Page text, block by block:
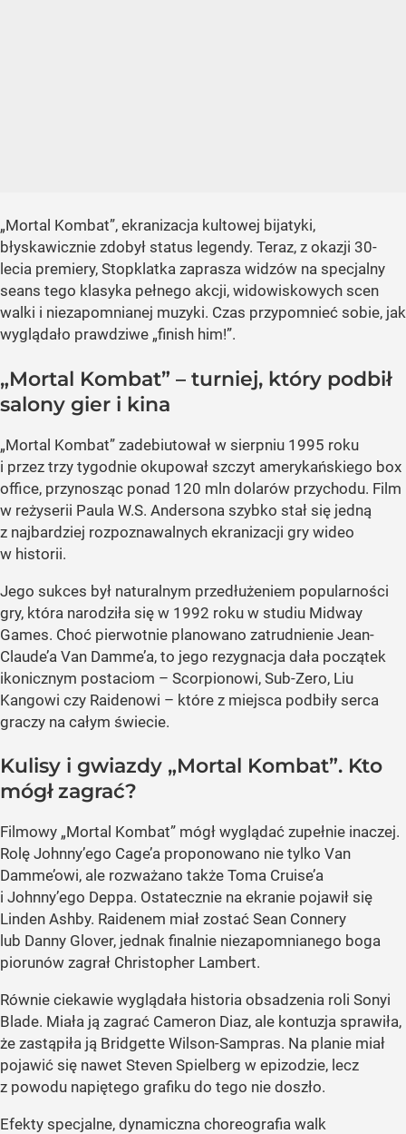
„Mortal Kombat”, ekranizacja kultowej bijatyki,
błyskawicznie zdobył status legendy. Teraz, z okazji 30-
lecia premiery, Stopklatka zaprasza widzów na specjalny
seans tego klasyka pełnego akcji, widowiskowych scen
walki i niezapomnianej muzyki. Czas przypomnieć sobie, jak
wyglądało prawdziwe „finish him!”.
„Mortal Kombat” – turniej, który podbił
salony gier i kina
„Mortal Kombat” zadebiutował w sierpniu 1995 roku
i przez trzy tygodnie okupował szczyt amerykańskiego box
office, przynosząc ponad 120 mln dolarów przychodu. Film
w reżyserii Paula W.S. Andersona szybko stał się jedną
z najbardziej rozpoznawalnych ekranizacji gry wideo
w historii.
Jego sukces był naturalnym przedłużeniem popularności
gry, która narodziła się w 1992 roku w studiu Midway
Games. Choć pierwotnie planowano zatrudnienie Jean-
Claude’a Van Damme’a, to jego rezygnacja dała początek
ikonicznym postaciom – Scorpionowi, Sub-Zero, Liu
Kangowi czy Raidenowi – które z miejsca podbiły serca
graczy na całym świecie.
Kulisy i gwiazdy „Mortal Kombat”. Kto
mógł zagrać?
Filmowy „Mortal Kombat” mógł wyglądać zupełnie inaczej.
Rolę Johnny’ego Cage’a proponowano nie tylko Van
Damme’owi, ale rozważano także Toma Cruise’a
i Johnny’ego Deppa. Ostatecznie na ekranie pojawił się
Linden Ashby. Raidenem miał zostać Sean Connery
lub Danny Glover, jednak finalnie niezapomnianego boga
piorunów zagrał Christopher Lambert.
Równie ciekawie wyglądała historia obsadzenia roli Sonyi
Blade. Miała ją zagrać Cameron Diaz, ale kontuzja sprawiła,
że zastąpiła ją Bridgette Wilson-Sampras. Na planie miał
pojawić się nawet Steven Spielberg w epizodzie, lecz
z powodu napiętego grafiku do tego nie doszło.
Efekty specjalne, dynamiczna choreografia walk